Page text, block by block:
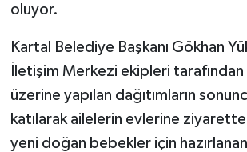
oluyor.
Kartal Belediye Başkanı Gökhan
İletişim Merkezi ekipleri
üzerine yapılan dağıtımların
katılarak ailelerin evlerine
yeni doğan bebekler için